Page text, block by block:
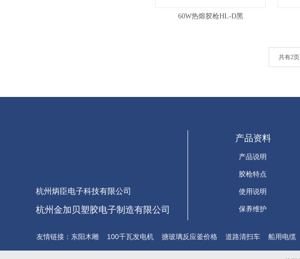
60W热熔胶枪HL-D黑
共有2页
产品说明
胶枪特点
使用说明
保养维护
杭州金加贝塑胶电子制造有限公司
杭州炳臣电子科技有限公司
产品资料
友情链接： 东阳木雕 100千瓦发电机 搪玻璃反应釜价格 道路清扫车 船用电缆